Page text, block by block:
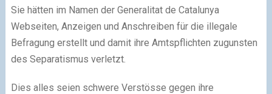
Sie hätten im Namen der Generalitat de Catalunya
Webseiten, Anzeigen und Anschreiben für die illegale
Befragung erstellt und damit ihre Amtspflichten zugunsten
des Separatismus verletzt.
Dies alles seien schwere Verstösse gegen ihre